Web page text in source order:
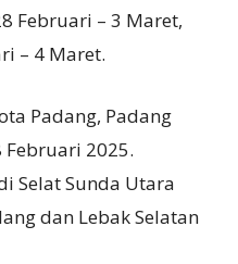
Februari – 3 Maret,
– 4 Maret.
Padang, Padang
Februari 2025.
Selat Sunda Utara
dan Lebak Selatan